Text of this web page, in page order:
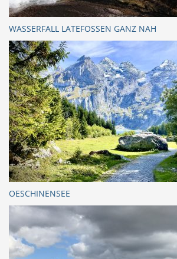
WASSERFALL LATEFOSSEN GANZ NAH
OESCHINENSEE